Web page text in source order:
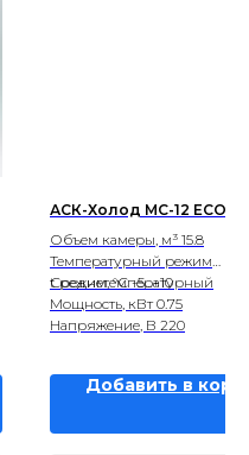
АСК-Холод МС-12 ECO
Объем камеры, м³ 15.8
Температурный режим
Среднетемпературный
t режим, °С -5...+10
Мощность, кВт 0.75
Напряжение, В 220
Добавить в